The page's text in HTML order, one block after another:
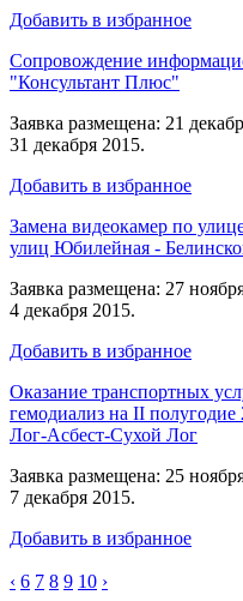
Добавить в избранное
Сопровождение
"Консультант Плюс"
Заявка размещена: 21
31 декабря 2015.
Добавить в избранное
Замена видеокамер по
улиц Юбилейная -
Заявка размещена: 27
4 декабря 2015.
Добавить в избранное
Оказание транспортных
гемодиализ на II
Лог-Асбест-Сухой Лог
Заявка размещена: 25
7 декабря 2015.
Добавить в избранное
‹ 6 7 8 9 10 ›